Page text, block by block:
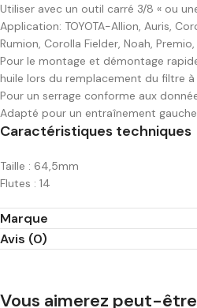
Utiliser avec un outil carré 3/8 « ou
Application: TOYOTA-Allion, Auris,
Rumion, Corolla Fielder, Noah,
Pour le montage et démontage
huile lors du remplacement du filtre à
Pour un serrage conforme aux
Adapté pour un entraînement
Caractéristiques techniques
Taille : 64,5mm
Flutes : 14
Marque
Avis (0)
Vous aimerez peut-